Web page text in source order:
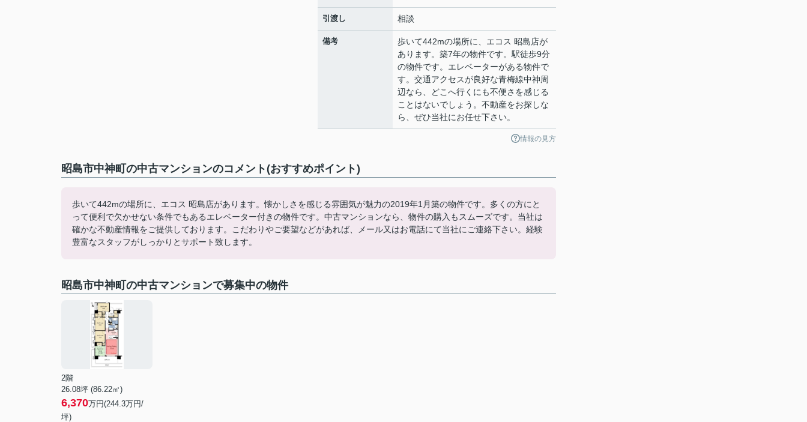
引渡し 相談
備考
歩いて442mの場所に、エコス 昭島店が
あります。築7年の物件です。駅徒歩9分
の物件です。エレベーターがある物件で
す。交通アクセスが良好な青梅線中神周
辺なら、どこへ行くにも不便さを感じる
ことはないでしょう。不動産をお探しな
ら、ぜひ当社にお任せ下さい。
情報の見方
昭島市中神町の中古マンションのコメント(おすすめポイント)
歩いて442mの場所に、エコス 昭島店があります。懐かしさを感じる雰囲気が魅力の2019年1月築の物件です。多くの方にと
って便利で欠かせない条件でもあるエレベーター付きの物件です。中古マンションなら、物件の購入もスムーズです。当社は
確かな不動産情報をご提供しております。こだわりやご要望などがあれば、メール又はお電話にて当社にご連絡下さい。経験
豊富なスタッフがしっかりとサポート致します。
昭島市中神町の中古マンションで募集中の物件
2階
26.08坪 (86.22㎡)
6,370万円(244.3万円/
坪)